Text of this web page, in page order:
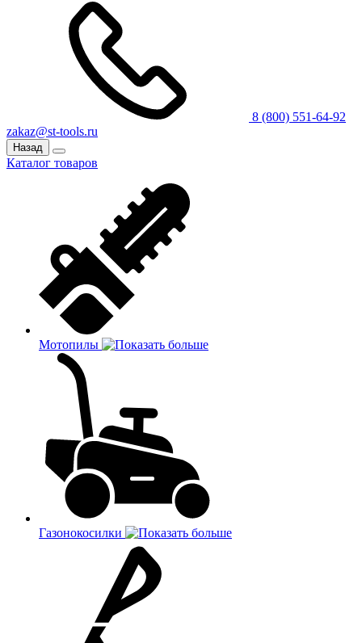
8 (800) 551-64-92
zakaz@st-tools.ru
Назад
Каталог товаров
Мотопилы
Газонокосилки